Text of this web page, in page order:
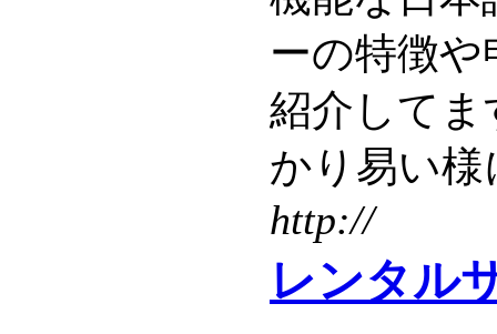
ーの特徴
紹介してま
かり易い
http://
レンタル